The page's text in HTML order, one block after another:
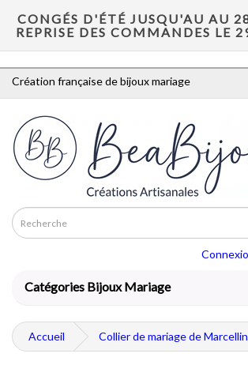
CONGÉS D'ÉTÉ JUSQU'AU AU
REPRISE DES COMMANDES LE
Création française de bijoux mariage
Catégories Bijoux Mariage
Accueil Collier de mariage de